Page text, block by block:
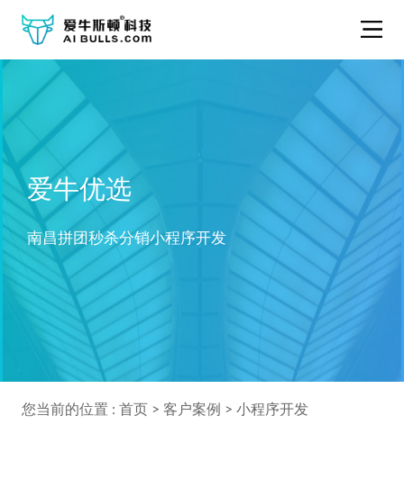
爱牛优选
南昌拼团秒杀分销小程序开发
您当前的位置 : 首页 > 客户案例 > 小程序开发